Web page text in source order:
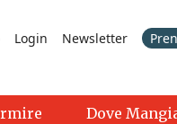
Login Newsletter
Dove